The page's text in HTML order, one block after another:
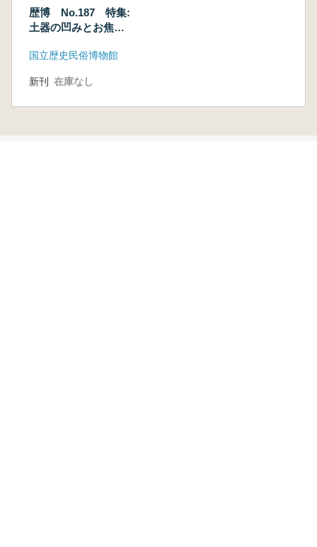
歴博 No.187 特集:
土器の凹みとお焦
生活を考える
国立歴史民俗博物館
新刊 在庫なし